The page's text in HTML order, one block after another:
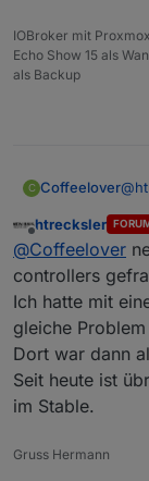
IOBroker mit
Echo Show 15 als
als Backup
C Coffeelover@
Offline
htrecksler
@Coffeelover
controllers
Ich hatte mit
gleiche
Dort war dann
Seit heute ist
im Stable.
Gruss Hermann